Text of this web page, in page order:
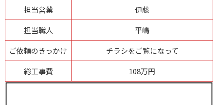
担当営業
伊藤
担当職人
平嶋
ご依頼のきっかけ
チラシをご覧になって
総工事費
108万円